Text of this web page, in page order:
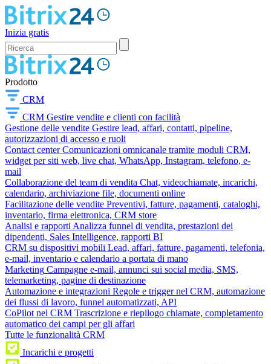
Inizia gratis
Prodotto
CRM
CRM Gestire vendite e clienti con facilità
Gestione delle vendite Gestire lead, affari, contatti, pipeline,
autorizzazioni di accesso e ruoli
Contact center Comunicazioni omnicanale tramite moduli CRM,
widget per siti web, live chat, WhatsApp, Instagram, telefono, e-
mail
Collaborazione del team di vendita Chat, videochiamate, incarichi,
calendario, archiviazione file, documenti online
Facilitazione delle vendite Preventivi, fatture, pagamenti, cataloghi,
inventario, firma elettronica, CRM store
Analisi e rapporti Analizza funnel di vendita, prestazioni dei
dipendenti, Sales Intelligence, rapporti BI
CRM su dispositivi mobili Lead, affari, fatture, pagamenti, telefonia,
e-mail, inventario e calendario a portata di mano
Marketing Campagne e-mail, annunci sui social media, SMS,
telemarketing, pagine di destinazione
Automazione e integrazioni Regole e trigger nel CRM, automazione
dei flussi di lavoro, funnel automatizzati, API
CoPilot nel CRM Trascrizione e riepilogo chiamate, completamento
automatico dei campi per gli affari
Tutte le funzionalità CRM
Incarichi e progetti